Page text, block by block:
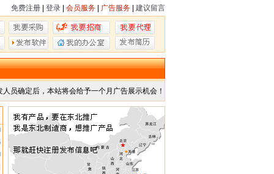
免费注册 登录 会员服务 广告服务 建议留言
员确定后，本站将会给予一个月广告展示机会！